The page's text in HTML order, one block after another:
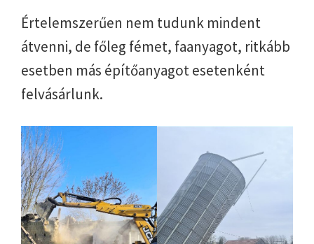
Értelemszerűen nem tudunk mindent
átvenni, de főleg fémet, faanyagot, ritkább
esetben más építőanyagot esetenként
felvásárlunk.